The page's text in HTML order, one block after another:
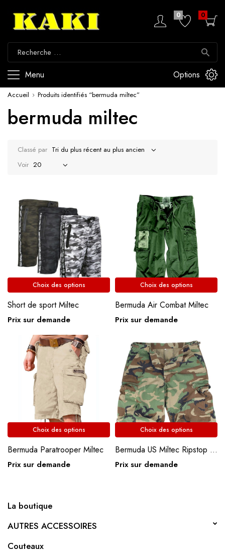
Menu Options
0 0
Accueil Produits identifiés “bermuda miltec”
bermuda miltec
Classé par
Voir
Choix des options
Short de sport Miltec
Prix sur demande
Choix des options
Bermuda Air Combat Miltec
Prix sur demande
Choix des options
Bermuda Paratrooper Miltec
Prix sur demande
Choix des options
Bermuda US Miltec Ripstop coton délavé
Prix sur demande
La boutique
AUTRES ACCESSOIRES
Couteaux